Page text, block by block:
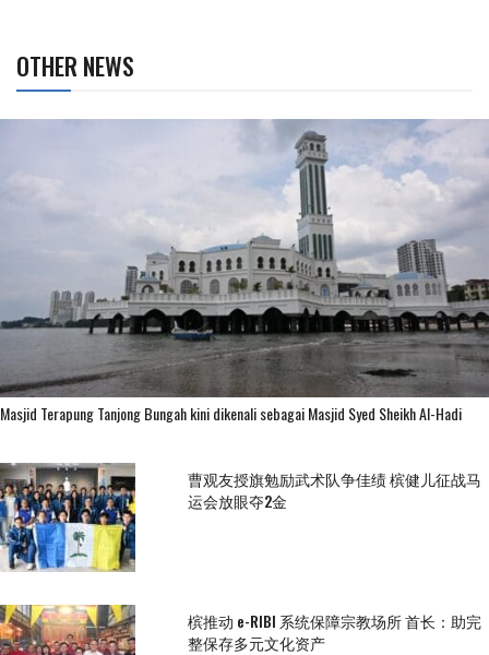
OTHER NEWS
Masjid Terapung Tanjong Bungah kini dikenali sebagai Masjid Syed Sheikh Al-Hadi
曹观友授旗勉励武术队争佳绩 槟健儿征战马
运会放眼夺2金
槟推动 e-RIBI 系统保障宗教场所 首长：助完
整保存多元文化资产